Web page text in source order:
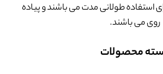
استفاده طولانی مدت می باشند و پیاده
روی می باشند.
محصولات